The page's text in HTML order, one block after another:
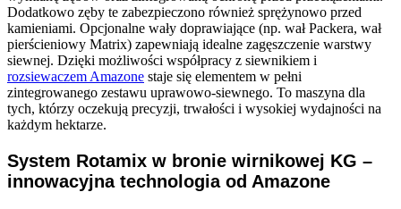
Dodatkowo zęby te zabezpieczono również sprężynowo przed
kamieniami. Opcjonalne wały doprawiające (np. wał Packera, wał
pierścieniowy Matrix) zapewniają idealne zagęszczenie warstwy
siewnej. Dzięki możliwości współpracy z siewnikiem i
rozsiewaczem Amazone staje się elementem w pełni
zintegrowanego zestawu uprawowo-siewnego. To maszyna dla
tych, którzy oczekują precyzji, trwałości i wysokiej wydajności na
każdym hektarze.
System Rotamix w bronie wirnikowej KG –
innowacyjna technologia od Amazone